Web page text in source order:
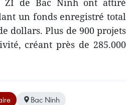
un fonds enregistré total
dollars. Plus de 900 projets
créant près de 285.000
Bac Ninh